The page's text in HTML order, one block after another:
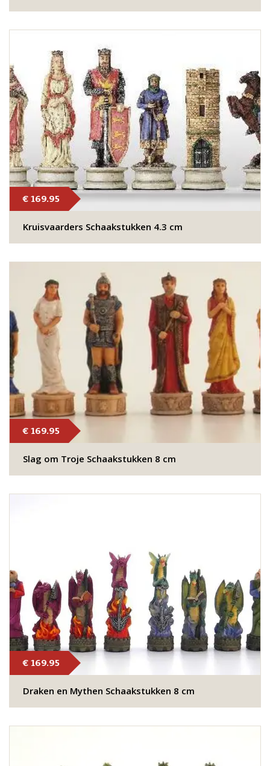
€ 169.95
Kruisvaarders Schaakstukken 4.3 cm
€ 169.95
Slag om Troje Schaakstukken 8 cm
€ 169.95
Draken en Mythen Schaakstukken 8 cm